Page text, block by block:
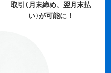
取引(月末締め、翌月末払
い)が可能に！